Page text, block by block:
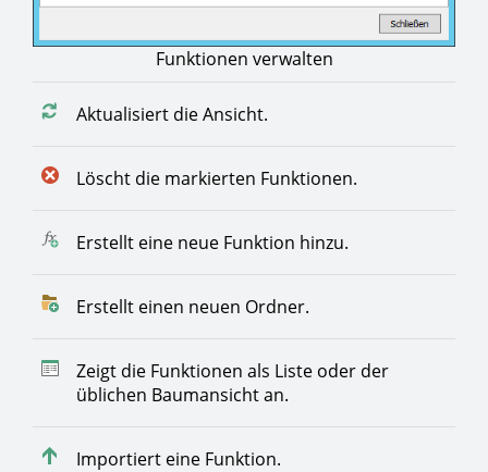
Funktionen verwalten
Aktualisiert die Ansicht.
Löscht die markierten Funktionen.
Erstellt eine neue Funktion hinzu.
Erstellt einen neuen Ordner.
Zeigt die Funktionen als Liste oder der
üblichen Baumansicht an.
Importiert eine Funktion.